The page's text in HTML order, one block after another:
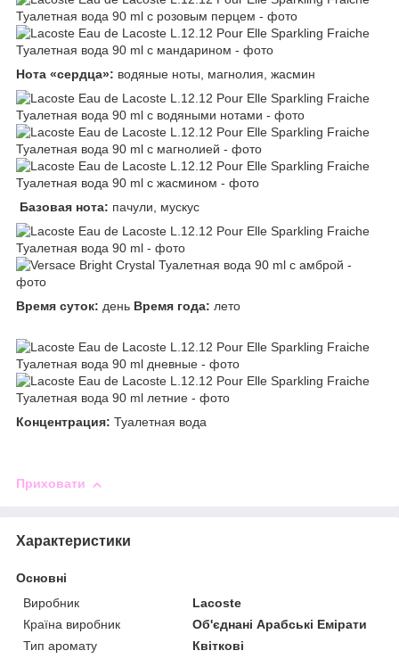
Нота «сердца»: водяные ноты, магнолия, жасмин
Базовая нота: пачули, мускус
Время суток: день Время года: лето
Концентрация: Туалетная вода
Приховати
Характеристики
Основні
Виробник
Lacoste
Країна виробник
Об'єднані Арабські Емірати
Тип аромату
Квіткові